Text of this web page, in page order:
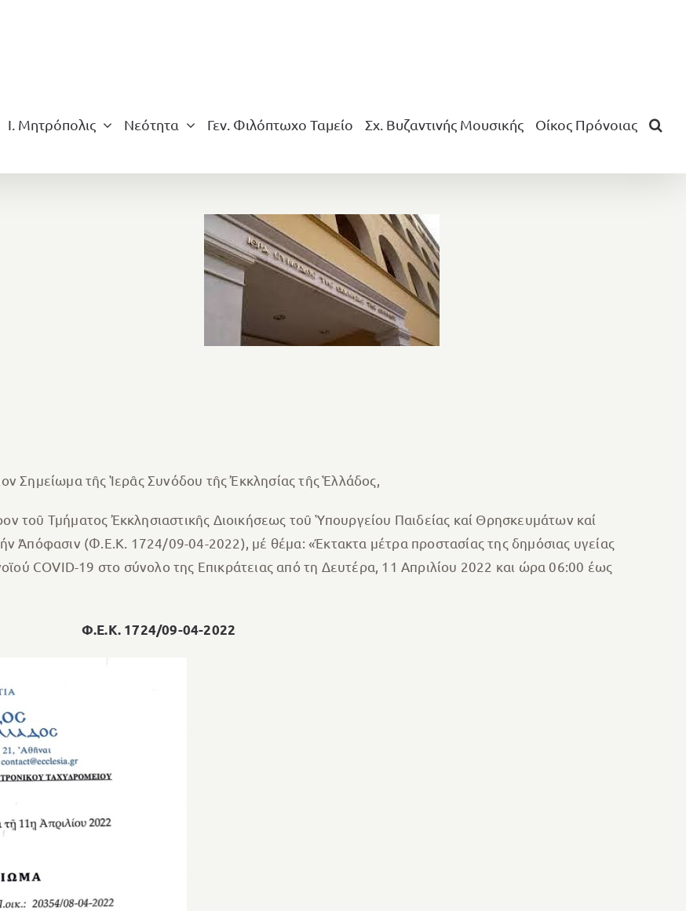
Ι. Μητρόπολις Νεότητα Γεν. Φιλόπτωχο Ταμείο Σχ. Βυζαντινής Μουσικής Οίκος Πρόνοιας
Σημείωμα τῆς Ἱερᾶς Συνόδου τῆς Ἐκκλησίας τῆς Ἑλλάδος,
Τμήματος Ἐκκλησιαστικῆς Διοικήσεως τοῦ Ὑπουργείου Παιδείας καί Θρησκευμάτων καί
Ἀπόφασιν (Φ.Ε.Κ. 1724/09-04-2022), μέ θέμα: «Έκτακτα μέτρα προστασίας της δημόσιας υγείας
COVID-19 στο σύνολο της Επικράτειας από τη Δευτέρα, 11 Απριλίου 2022 και ώρα 06:00 έως
Φ.Ε.Κ. 1724/09-04-2022